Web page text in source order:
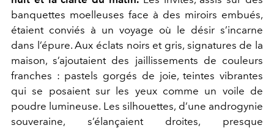
banquettes moelleuses face à des miroirs embués,
étaient conviés à un voyage où le désir s’incarne
dans l’épure. Aux éclats noirs et gris, signatures de la
maison, s’ajoutaient des jaillissements de couleurs
franches : pastels gorgés de joie, teintes vibrantes
qui se posaient sur les yeux comme un voile de
poudre lumineuse. Les silhouettes, d’une androgynie
souveraine, s’élançaient droites, presque